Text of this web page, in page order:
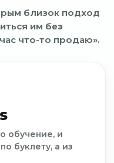
близок подход
им без
что-то продаю».
обучение, и
буклету, а из